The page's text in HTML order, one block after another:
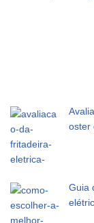
oster
Guia